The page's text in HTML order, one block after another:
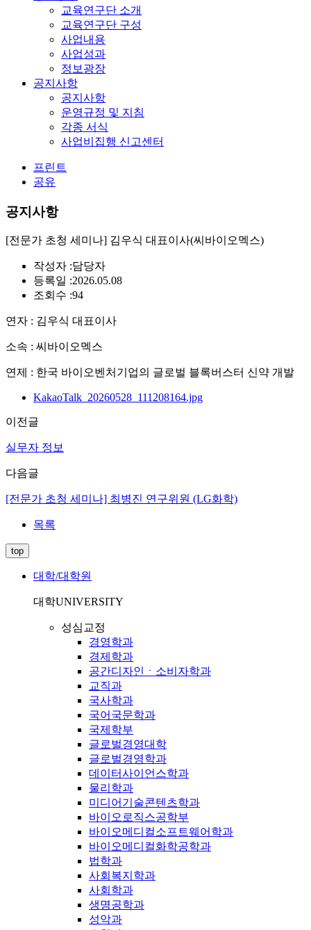
교육연구단 소개
교육연구단 구성
사업내용
사업성과
정보광장
공지사항
공지사항
운영규정 및 지침
각종 서식
사업비집행 신고센터
프린트
공유
공지사항
[전문가 초청 세미나] 김우식 대표이사(씨바이오멕스)
작성자 :담당자
등록일 :2026.05.08
조회수 :94
연자 : 김우식 대표이사
소속 : 씨바이오멕스
연제 : 한국 바이오벤처기업의 글로벌 블록버스터 신약 개발
KakaoTalk_20260528_111208164.jpg
이전글
실무자 정보
다음글
[전문가 초청 세미나] 최병진 연구위원 (LG화학)
목록
top
대학/대학원
대학UNIVERSITY
성심교정
경영학과
경제학과
공간디자인ㆍ소비자학과
교직과
국사학과
국어국문학과
국제학부
글로벌경영대학
글로벌경영학과
데이터사이언스학과
물리학과
미디어기술콘텐츠학과
바이오로직스공학부
바이오메디컬소프트웨어학과
바이오메디컬화학공학과
법학과
사회복지학과
사회학과
생명공학과
성악과